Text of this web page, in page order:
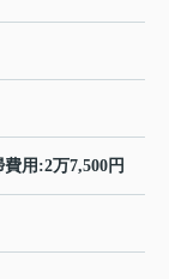
用:2万7,500円